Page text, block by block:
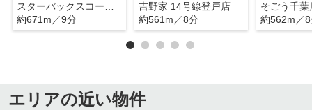
約671m／9分
吉野家 14号線登戸店
約561m／8分
そごう千葉
約562m／
エリアの近い物件